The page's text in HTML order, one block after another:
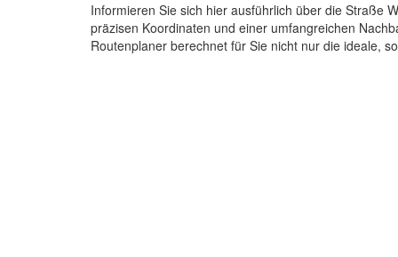
Informieren Sie sich hier ausführlich über die Straße
präzisen Koordinaten und einer umfangreichen
Routenplaner berechnet für Sie nicht nur die ideale,